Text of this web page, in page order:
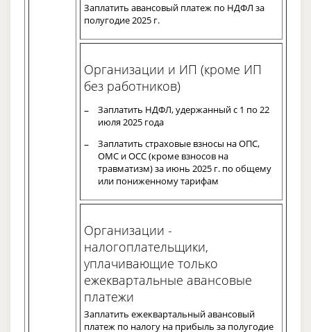
Заплатить авансовый платеж по НДФЛ за
полугодие 2025 г.
Организации и ИП (кроме ИП
без работников)
Заплатить НДФЛ, удержанный с 1 по 22
июля 2025 года
Заплатить страховые взносы на ОПС,
ОМС и ОСС (кроме взносов на
травматизм) за июнь 2025 г. по общему
или пониженному тарифам
Организации -
налогоплательщики,
уплачивающие только
ежеквартальные авансовые
платежи
Заплатить ежеквартальный авансовый
платеж по налогу на прибыль за полугодие